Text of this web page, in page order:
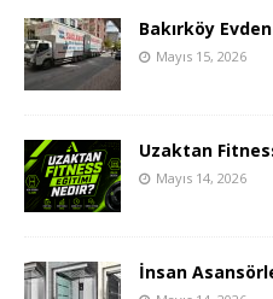
Bakırköy
Mayıs 15, 2026
Uzaktan
Mayıs 14, 2026
İnsan